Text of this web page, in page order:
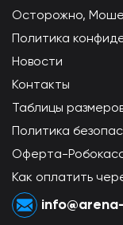
Осторожно,
Политика
Новости
Контакты
Таблицы
Политика
Оферта-
Как оплатить